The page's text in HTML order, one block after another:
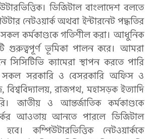
ডিজিটাল বাংলাদেশ বলতে
নেটওয়ার্ক অথবা ইন্টারনেট পদ্ধতির
সকল কর্মকাণ্ডকে গতিশীল করা। আধুনিক
গুরুত্বপূর্ণ ভূমিকা পালন করে। আমরা
সিসিটিভি ক্যামেরা স্থাপন করতে পারি
সকল সরকারি ও বেসরকারি অফিস ও
বিশ্ববিদ্যালয়, রাজপথ, মহাসড়ক ইত্যাদি
জাতীয় ও আন্তর্জাতিক কর্মকাণ্ডকে
আওতায় আনতে পারলে ডিজিটাল
কম্পিউটারভিত্তিক নেটওয়ার্ককে